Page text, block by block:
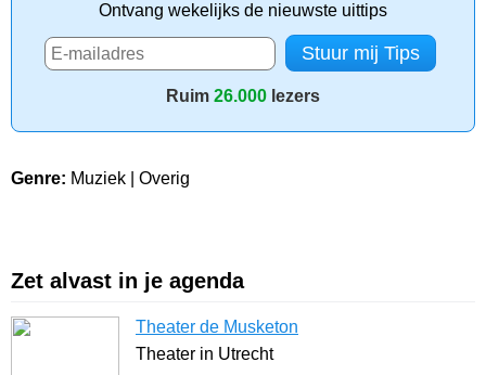
Ontvang wekelijks de nieuwste uittips
Ruim 26.000 lezers
Genre: Muziek | Overig
Zet alvast in je agenda
Theater de Musketon
Theater in Utrecht